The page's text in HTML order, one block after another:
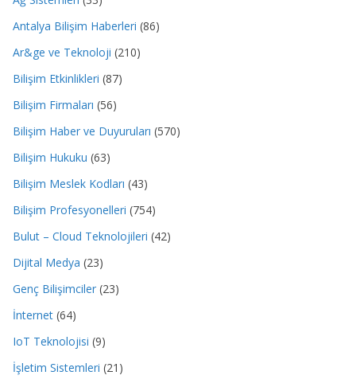
Antalya Bilişim Haberleri (86)
Ar&ge ve Teknoloji (210)
Bilişim Etkinlikleri (87)
Bilişim Firmaları (56)
Bilişim Haber ve Duyuruları (570)
Bilişim Hukuku (63)
Bilişim Meslek Kodları (43)
Bilişim Profesyonelleri (754)
Bulut – Cloud Teknolojileri (42)
Dijital Medya (23)
Genç Bilişimciler (23)
İnternet (64)
IoT Teknolojisi (9)
İşletim Sistemleri (21)